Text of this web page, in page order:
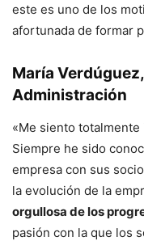
este es uno de los
afortunada de formar
María Verdúguez
Administración
«Me siento
Siempre he sido
empresa con sus
la evolución de la
orgullosa de los
pasión con la que los